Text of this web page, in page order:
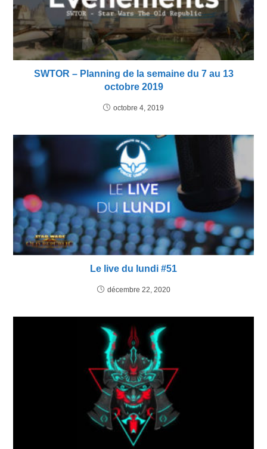
SWTOR – Planning de la semaine du 7 au 13
octobre 2019
octobre 4, 2019
Le live du lundi #51
décembre 22, 2020